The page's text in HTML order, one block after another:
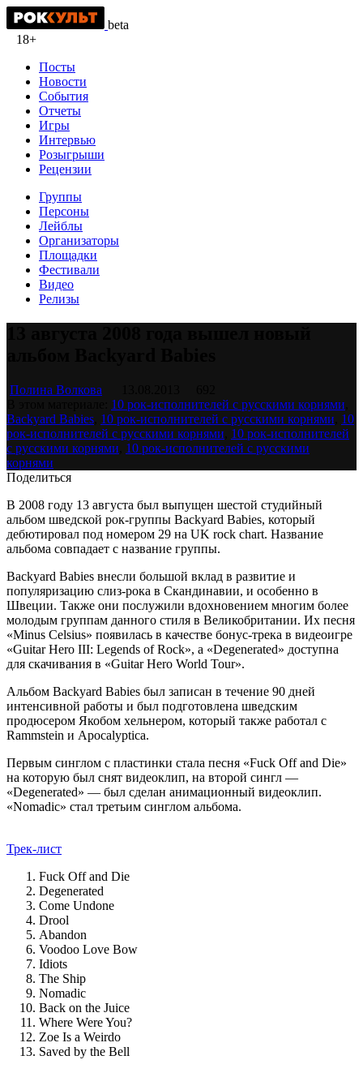
beta
18+
Посты
Новости
События
Отчеты
Игры
Интервью
Розыгрыши
Рецензии
Группы
Персоны
Лейблы
Организаторы
Площадки
Фестивали
Видео
Релизы
Полина Волкова
10 рок-исполнителей с русскими корнями
Backyard Babies 10 рок-исполнителей с русскими корнями 10
рок-исполнителей с русскими корнями 10 рок-исполнителей
с русскими корнями 10 рок-исполнителей с русскими
корнями
Поделиться
В 2008 году 13 августа был выпущен шестой студийный
альбом шведской рок-группы Backyard Babies, который
дебютировал под номером 29 на UK rock chart. Название
альбома совпадает с название группы.
Backyard Babies внесли большой вклад в развитие и
популяризацию слиз-рока в Скандинавии, и особенно в
Швеции. Также они послужили вдохновением многим более
молодым группам данного стиля в Великобритании. Их песня
«Minus Celsius» появилась в качестве бонус-трека в видеоигре
«Guitar Hero III: Legends of Rock», а «Degenerated» доступна
для скачивания в «Guitar Hero World Tour».
Альбом Backyard Babies был записан в течение 90 дней
интенсивной работы и был подготовлена шведским
продюсером Якобом хельнером, который также работал с
Rammstein и Apocalyptica.
Первым синглом с пластинки стала песня «Fuck Off and Die»
на которую был снят видеоклип, на второй сингл —
«Degenerated» — был сделан анимационный видеоклип.
«Nomadic» стал третьим синглом альбома.
Трек-лист
Fuck Off and Die
Degenerated
Come Undone
Drool
Abandon
Voodoo Love Bow
Idiots
The Ship
Nomadic
Back on the Juice
Where Were You?
Zoe Is a Weirdo
Saved by the Bell